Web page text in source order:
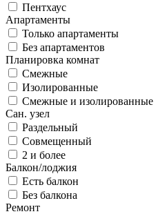
Пентхаус
Апартаменты
Только апартаменты
Без апартаментов
Планировка комнат
Смежные
Изолированные
Смежные и изолированные
Сан. узел
Раздельный
Совмещенный
2 и более
Балкон/лоджия
Есть балкон
Без балкона
Ремонт